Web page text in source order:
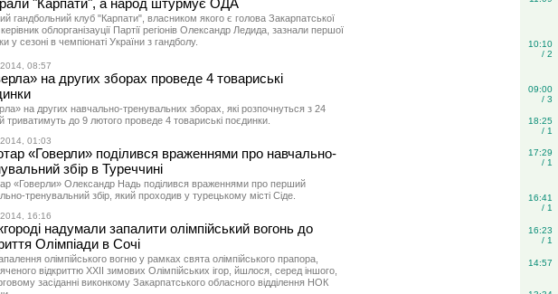
"Карпати", а народ штурмує ОДА
гандбольний клуб "Карпати", власником якого є голова Закарпатської
облорганізауції Партії регіонів Олександр Ледида, зазнали першої
у сезоні в чемпіонаті України з гандболу.
08:57
на других зборах проведе 4 товариські
на других навчально-тренувальних зборах, які розпочнуться з 24
триватимуть до 9 лютого проведе 4 товариські поєдинки.
01:03
«Говерли» поділився враженнями про навчально-
збір в Туреччині
«Говерли» Олександр Надь поділився враженнями про перший
тренувальний збір, який проходив у турецькому місті Сіде.
16:16
надумали запалити олімпійський вогонь до
Олімпіади в Сочі
олімпійського вогню у рамках свята олімпійського прапора,
відкриттю ХХІІ зимових Олімпійських ігор, йшлося, серед іншого,
засіданні виконкому Закарпатського обласного відділення НОК
10:10
/ 2
09:00
/ 3
18:25
/ 1
17:29
/ 1
16:41
/ 1
16:23
/ 1
14:57